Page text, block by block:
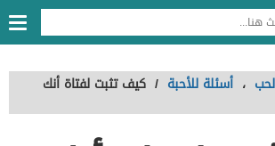
، أسئلة للأحبة / كيف تثبت لفتاة أنك